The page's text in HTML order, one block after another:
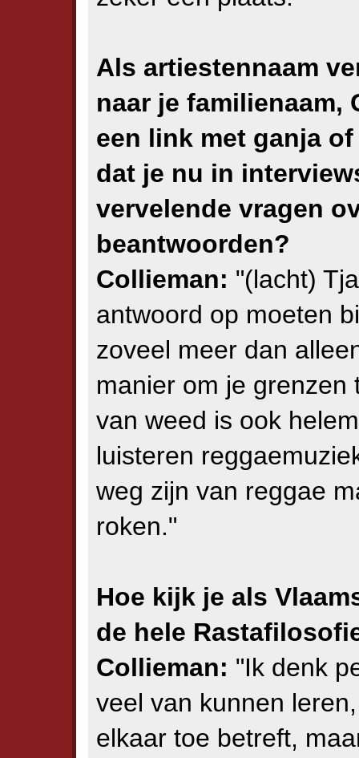
Als artiestennaam
naar je familienaam,
een link met ganja
dat je nu in
vervelende vragen
beantwoorden?
Collieman: "(lacht)
antwoord op moeten
zoveel meer dan
manier om je grenzen
van weed is ook
luisteren
weg zijn van reggae
roken."
Hoe kijk je als
de hele
Collieman: "Ik denk
veel van kunnen
elkaar toe betreft,